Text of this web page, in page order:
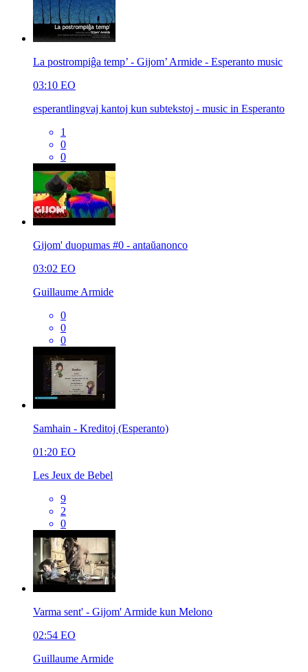
La postrompiĝa temp’ - Gijom’ Armide - Esperanto music
03:10 EO
esperantlingvaj kantoj kun subtekstoj - music in Esperanto
1
0
0
Gijom' duopumas #0 - antaŭanonco
03:02 EO
Guillaume Armide
0
0
0
Samhain - Kreditoj (Esperanto)
01:20 EO
Les Jeux de Bebel
9
2
0
Varma sent' - Gijom' Armide kun Melono
02:54 EO
Guillaume Armide